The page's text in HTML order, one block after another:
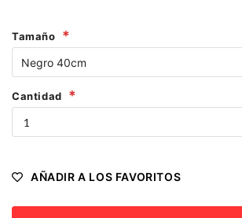
Tamaño
Cantidad
AÑADIR A LOS FAVORITOS